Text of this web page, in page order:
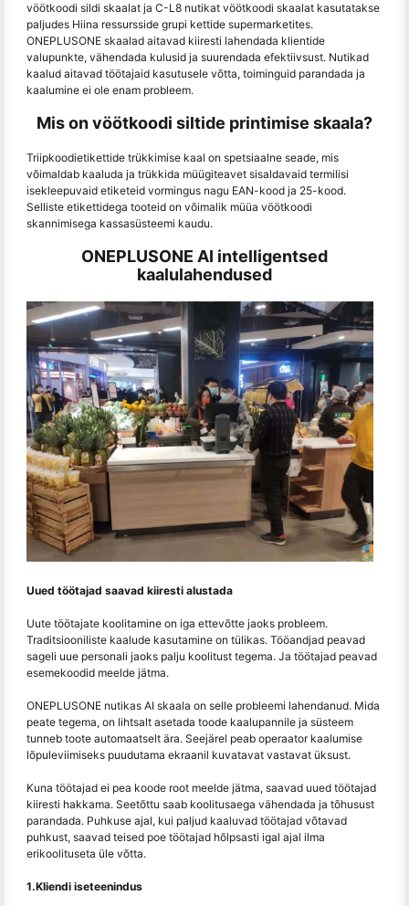
vöötkoodi sildi skaalat ja C-L8 nutikat vöötkoodi skaalat kasutatakse
paljudes Hiina ressursside grupi kettide supermarketites.
ONEPLUSONE skaalad aitavad kiiresti lahendada klientide
valupunkte, vähendada kulusid ja suurendada efektiivsust. Nutikad
kaalud aitavad töötajaid kasutusele võtta, toiminguid parandada ja
kaalumine ei ole enam probleem.
Mis on vöötkoodi siltide printimise skaala?
Triipkoodietikettide trükkimise kaal on spetsiaalne seade, mis
võimaldab kaaluda ja trükkida müügiteavet sisaldavaid termilisi
isekleepuvaid etiketeid vormingus nagu EAN-kood ja 25-kood.
Selliste etikettidega tooteid on võimalik müüa vöötkoodi
skannimisega kassasüsteemi kaudu.
ONEPLUSONE AI intelligentsed
kaalulahendused
Uued töötajad saavad kiiresti alustada
Uute töötajate koolitamine on iga ettevõtte jaoks probleem.
Traditsiooniliste kaalude kasutamine on tülikas. Tööandjad peavad
sageli uue personali jaoks palju koolitust tegema. Ja töötajad peavad
esemekoodid meelde jätma.
ONEPLUSONE nutikas AI skaala on selle probleemi lahendanud. Mida
peate tegema, on lihtsalt asetada toode kaalupannile ja süsteem
tunneb toote automaatselt ära. Seejärel peab operaator kaalumise
lõpuleviimiseks puudutama ekraanil kuvatavat vastavat üksust.
Kuna töötajad ei pea koode root meelde jätma, saavad uued töötajad
kiiresti hakkama. Seetõttu saab koolitusaega vähendada ja tõhusust
parandada. Puhkuse ajal, kui paljud kaaluvad töötajad võtavad
puhkust, saavad teised poe töötajad hõlpsasti igal ajal ilma
erikoolituseta üle võtta.
1.Kliendi iseteenindus